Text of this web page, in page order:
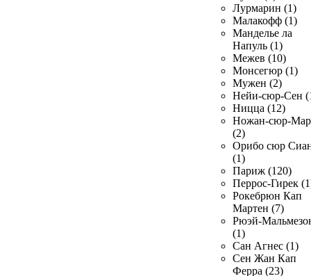
Лурмарин (1)
Малакофф (1)
Манделье ла
Напуль (1)
Межев (10)
Монсегюр (1)
Мужен (2)
Нейи-сюр-Сен
Ницца (12)
Ножан-сюр-
(2)
Орибо сюр
(1)
Париж (120)
Перрос-Гирек
Рокебрюн Кап
Мартен (7)
Рюэй-
(1)
Сан Агнес (1)
Сен Жан Кап
Ферра (23)